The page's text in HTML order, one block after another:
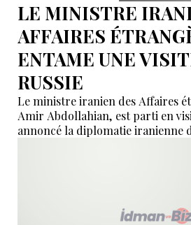
LE MINISTRE
AFFAIRES
ENTAME UNE
RUSSIE
Le ministre iranien des Affaires
Amir Abdollahian, est parti en
annoncé la diplomatie iranienne